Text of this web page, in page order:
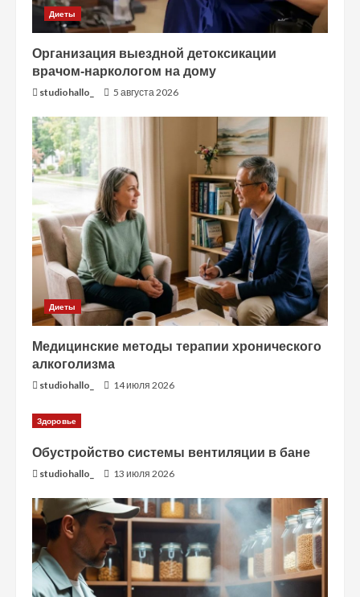
Диеты
Организация выездной детоксикации
врачом-наркологом на дому
studiohallo_ 5 августа 2026
Диеты
Медицинские методы терапии хронического
алкоголизма
studiohallo_ 14 июля 2026
Здоровье
Обустройство системы вентиляции в бане
studiohallo_ 13 июля 2026